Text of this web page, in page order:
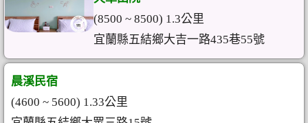
(8500 ~ 8500) 1.3公里
宜蘭縣五結鄉大吉一路435巷55號
晨溪民宿
(4600 ~ 5600) 1.33公里